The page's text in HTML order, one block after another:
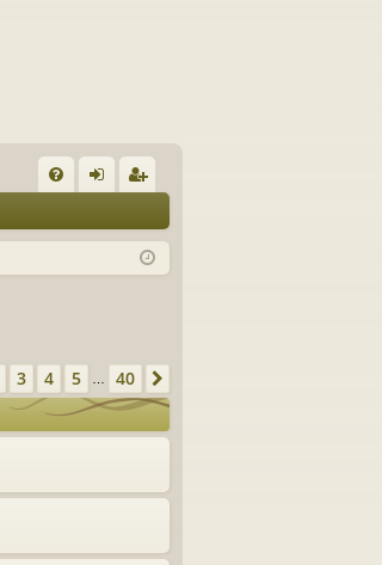
Q og ej
z 40
3 4 5 40